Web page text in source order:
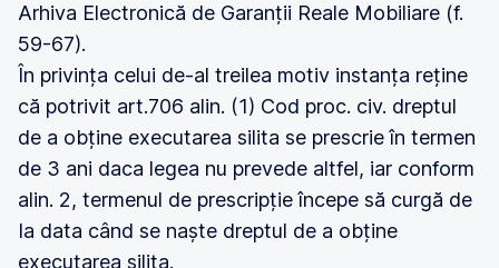
Arhiva Electronică de Garanții Reale Mobiliare (f.
59-67).
În privința celui de-al treilea motiv instanța reține
că potrivit art.706 alin. (1) Cod proc. civ. dreptul
de a obține executarea silita se prescrie în termen
de 3 ani daca legea nu prevede altfel, iar conform
alin. 2, termenul de prescripție începe să curgă de
Ia data când se naște dreptul de a obține
executarea silita.